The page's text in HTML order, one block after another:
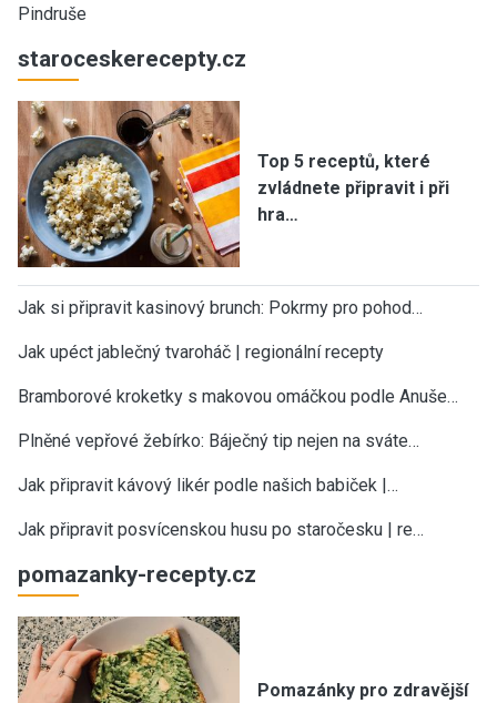
Pindruše
staroceskerecepty.cz
Top 5 receptů, které
zvládnete připravit i při
hra…
Jak si připravit kasinový brunch: Pokrmy pro pohod…
Jak upéct jablečný tvaroháč | regionální recepty
Bramborové kroketky s makovou omáčkou podle Anuše…
Plněné vepřové žebírko: Báječný tip nejen na sváte…
Jak připravit kávový likér podle našich babiček |…
Jak připravit posvícenskou husu po staročesku | re…
pomazanky-recepty.cz
Pomazánky pro zdravější